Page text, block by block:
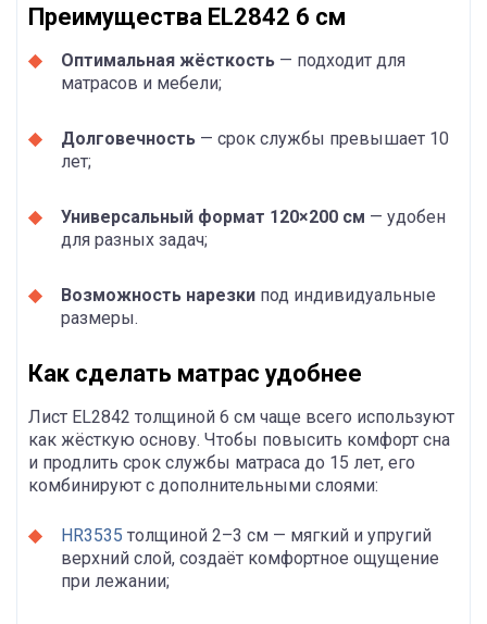
Преимущества EL2842 6 см
Оптимальная жёсткость — подходит для
матрасов и мебели;
Долговечность — срок службы превышает 10
лет;
Универсальный формат 120×200 см — удобен
для разных задач;
Возможность нарезки под индивидуальные
размеры.
Как сделать матрас удобнее
Лист EL2842 толщиной 6 см чаще всего используют
как жёсткую основу. Чтобы повысить комфорт сна
и продлить срок службы матраса до 15 лет, его
комбинируют с дополнительными слоями:
HR3535 толщиной 2–3 см — мягкий и упругий
верхний слой, создаёт комфортное ощущение
при лежании;